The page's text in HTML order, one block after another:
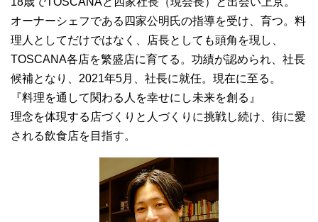
オーナーシェフである四家公明氏の指導を受け、育つ。料
理人としてだけではなく、店長としても頭角を現し、
TOSCANA各店を繁盛店に育てる。功績が認められ、社長
候補となり、2021年5月、社長に就任。現在に至る。
『料理を通して関わる人を幸せにし未来を創る』
理念を体現する店づくりと人づくりに挑戦し続け、街に愛
される飲食店を目指す。